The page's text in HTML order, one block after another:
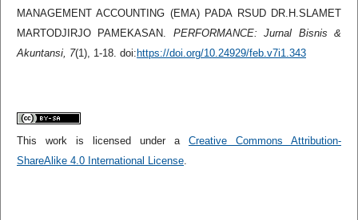
MANAGEMENT ACCOUNTING (EMA) PADA RSUD DR.H.SLAMET
MARTODJIRJO PAMEKASAN. PERFORMANCE: Jurnal Bisnis &
Akuntansi, 7(1), 1-18. doi:https://doi.org/10.24929/feb.v7i1.343
This work is licensed under a Creative Commons Attribution-
ShareAlike 4.0 International License